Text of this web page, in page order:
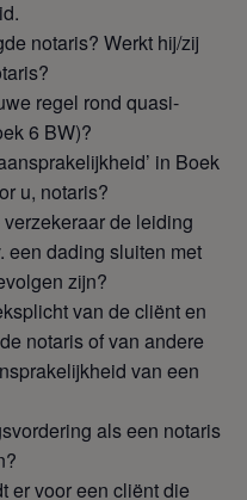
notaris? Werkt hij/zij
regel rond quasi-
6 BW)?
in Boek
u, notaris?
de leiding
een dading sluiten met
zijn?
van de cliënt en
notaris of van andere
van een
als een notaris
er voor een cliënt die